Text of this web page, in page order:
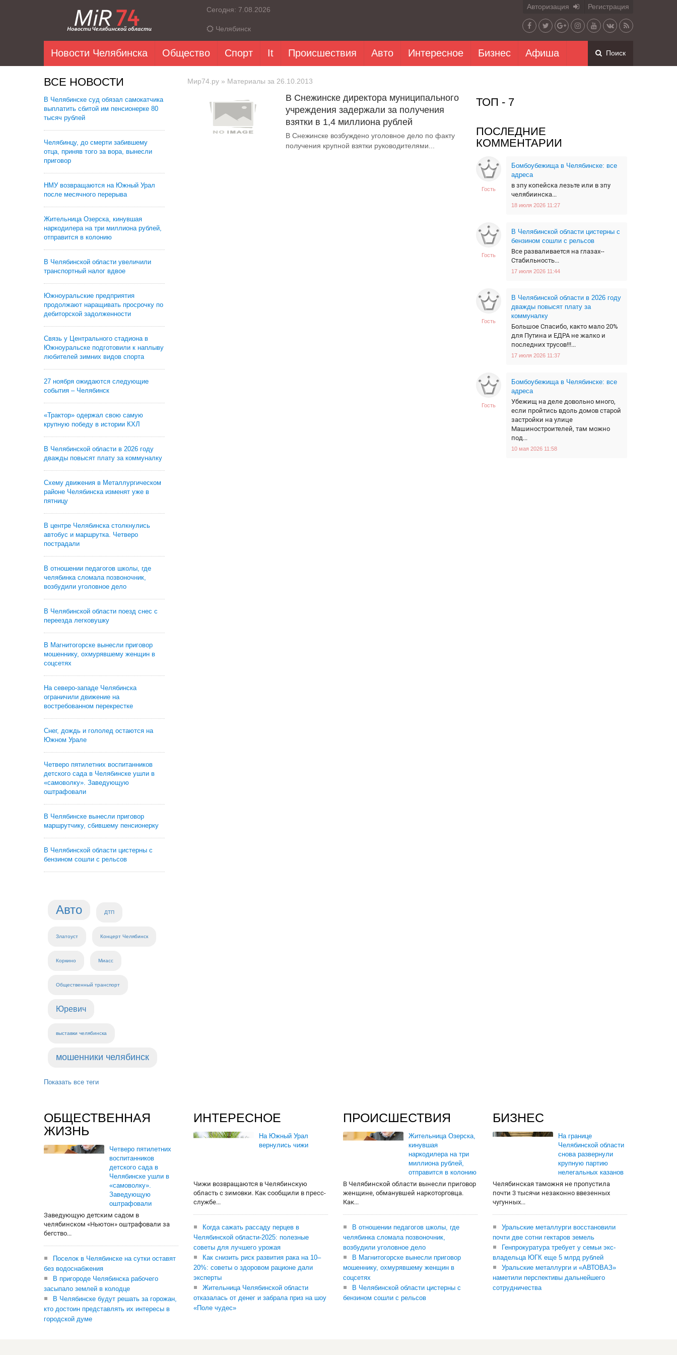
Сегодня: 7.08.2026
Челябинск
Авторизация Регистрация
Новости Челябинска Общество Спорт It Происшествия Авто Интересное Бизнес Афиша Поиск
ВСЕ НОВОСТИ
В Челябинске суд обязал самокатчика
выплатить сбитой им пенсионерке 80
тысяч рублей
Челябинцу, до смерти забившему
отца, приняв того за вора, вынесли
приговор
НМУ возвращаются на Южный Урал
после месячного перерыва
Жительница Озерска, кинувшая
наркодилера на три миллиона рублей,
отправится в колонию
В Челябинской области увеличили
транспортный налог вдвое
Южноуральские предприятия
продолжают наращивать просрочку по
дебиторской задолженности
Связь у Центрального стадиона в
Южноуральске подготовили к наплыву
любителей зимних видов спорта
27 ноября ожидаются следующие
события – Челябинск
«Трактор» одержал свою самую
крупную победу в истории КХЛ
В Челябинской области в 2026 году
дважды повысят плату за коммуналку
Схему движения в Металлургическом
районе Челябинска изменят уже в
пятницу
В центре Челябинска столкнулись
автобус и маршрутка. Четверо
пострадали
В отношении педагогов школы, где
челябинка сломала позвоночник,
возбудили уголовное дело
В Челябинской области поезд снес с
переезда легковушку
В Магнитогорске вынесли приговор
мошеннику, охмурявшему женщин в
соцсетях
На северо-западе Челябинска
ограничили движение на
востребованном перекрестке
Снег, дождь и гололед остаются на
Южном Урале
Четверо пятилетних воспитанников
детского сада в Челябинске ушли в
«самоволку». Заведующую
оштрафовали
В Челябинске вынесли приговор
маршрутчику, сбившему пенсионерку
В Челябинской области цистерны с
бензином сошли с рельсов
Авто ДТП
Златоуст Концерт Челябинск
Коркино Миасс
Общественный транспорт
Юревич
выставки челябинска
мошенники челябинск
Показать все теги
ТОП - 7
ПОСЛЕДНИЕ
КОММЕНТАРИИ
Гость
Бомбоубежища в Челябинске: все
адреса
в зпу копейска лезьте или в зпу
челябиинска...
18 июля 2026 11:27
Гость
В Челябинской области цистерны с
бензином сошли с рельсов
Все разваливается на глазах--
Стабильность...
17 июля 2026 11:44
Гость
В Челябинской области в 2026 году
дважды повысят плату за
коммуналку
Большое Спасибо, както мало 20%
для Путина и ЕДРА не жалко и
последних трусов!!!...
17 июля 2026 11:37
Гость
Бомбоубежища в Челябинске: все
адреса
Убежищ на деле довольно много,
если пройтись вдоль домов старой
застройки на улице
Машиностроителей, там можно
под...
10 мая 2026 11:58
Мир74.ру » Материалы за 26.10.2013
В Снежинске директора муниципального
учреждения задержали за получения
взятки в 1,4 миллиона рублей
В Снежинске возбуждено уголовное дело по факту
получения крупной взятки руководителями...
ОБЩЕСТВЕННАЯ
ЖИЗНЬ
Четверо пятилетних
воспитанников
детского сада в
Челябинске ушли в
«самоволку».
Заведующую
оштрафовали
Заведующую детским садом в
челябинском «Ньютон» оштрафовали за
бегство...
Поселок в Челябинске на сутки оставят
без водоснабжения
В пригороде Челябинска рабочего
засыпало землей в колодце
В Челябинске будут решать за горожан,
кто достоин представлять их интересы в
городской думе
ИНТЕРЕСНОЕ
На Южный Урал
вернулись чижи
Чижи возвращаются в Челябинскую
область с зимовки. Как сообщили в пресс-
службе...
Когда сажать рассаду перцев в
Челябинской области-2025: полезные
советы для лучшего урожая
Как снизить риск развития рака на 10–
20%: советы о здоровом рационе дали
эксперты
Жительница Челябинской области
отказалась от денег и забрала приз на шоу
«Поле чудес»
ПРОИСШЕСТВИЯ
Жительница Озерска,
кинувшая
наркодилера на три
миллиона рублей,
отправится в колонию
В Челябинской области вынесли приговор
женщине, обманувшей наркоторговца.
Как...
В отношении педагогов школы, где
челябинка сломала позвоночник,
возбудили уголовное дело
В Магнитогорске вынесли приговор
мошеннику, охмурявшему женщин в
соцсетях
В Челябинской области цистерны с
бензином сошли с рельсов
БИЗНЕС
На границе
Челябинской области
снова развернули
крупную партию
нелегальных казанов
Челябинская таможня не пропустила
почти 3 тысячи незаконно ввезенных
чугунных...
Уральские металлурги восстановили
почти две сотни гектаров земель
Генпрокуратура требует у семьи экс-
владельца ЮГК еще 5 млрд рублей
Уральские металлурги и «АВТОВАЗ»
наметили перспективы дальнейшего
сотрудничества